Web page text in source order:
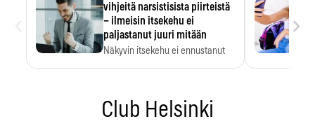
vihjeitä narsistisista piirteistä
– ilmeisin itsekehu ei
paljastanut juuri mitään
Näkyvin itsekehu ei ennustanut
›
Club Helsinki